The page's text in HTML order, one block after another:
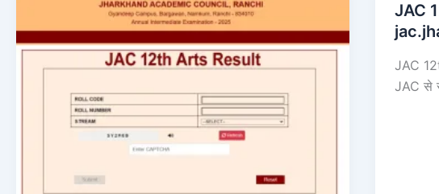
JAC
JAC
JAC से